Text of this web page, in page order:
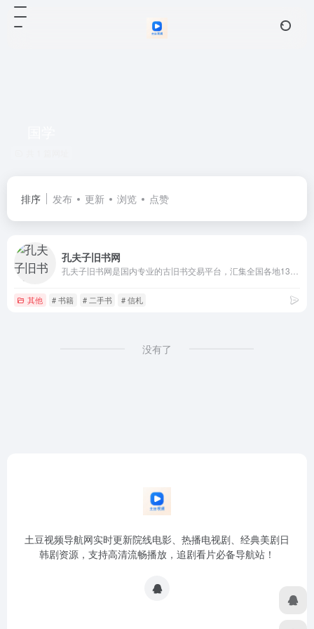
排序 发布 更新 浏览 点赞
孔夫子旧书网
其他 # 书籍 # 二手书 # 信札
没有了
土豆视频导航网实时更新院线电影、热播电视剧、经典美剧日
韩剧资源，支持高清流畅播放，追剧看片必备导航站！